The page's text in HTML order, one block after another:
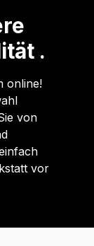
.
online!
von
vor